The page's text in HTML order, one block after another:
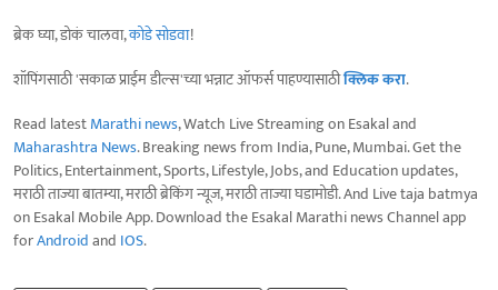
ब्रेक घ्या, डोकं चालवा,कोडे सोडवा!
शॉपिंगसाठी 'सकाळ प्राईम डील्स'च्या भन्नाट ऑफर्स पाहण्यासाठीक्लिक करा.
Read latestMarathi news, Watch Live Streaming on Esakal and
Maharashtra News. Breaking news from India, Pune, Mumbai. Get the
Politics, Entertainment, Sports, Lifestyle, Jobs, and Education updates,
मराठी ताज्या बातम्या, मराठी ब्रेकिंग न्यूज, मराठी ताज्या घडामोडी. And Live taja batmya
on Esakal Mobile App. Download the Esakal Marathi news Channel app
forAndroidand IOS.